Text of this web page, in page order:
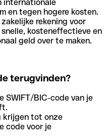
internationale
en tegen hogere kosten.
rekening voor
kosteneffectieve en
geld over te maken.
terugvinden?
SWIFT/BIC-code van je
krijgen tot onze
code voor je